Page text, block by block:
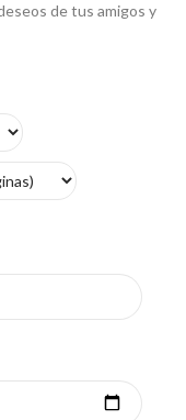
de tus amigos y